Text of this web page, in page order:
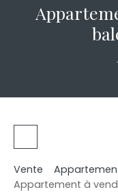
Vente
Appartement à